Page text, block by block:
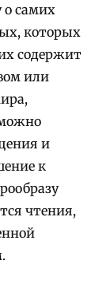
о самих
которых
содержит
или
и
к
чтения,